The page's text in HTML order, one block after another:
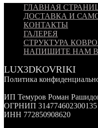
ГЛАВНАЯ
ДОСТАВКА И
КОНТАКТЫ
ГАЛЕРЕЯ
СТРУКТУРА
НАПИШИТЕ НАМ В
LUX3DKOVRIKI
Политика
ИП Темуров Роман
ОГРНИП 314774602300135
ИНН 772850908620